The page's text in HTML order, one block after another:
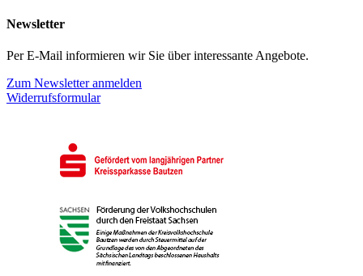
Newsletter
Per E-Mail informieren wir Sie über interessante Angebote.
Zum Newsletter anmelden
Widerrufsformular